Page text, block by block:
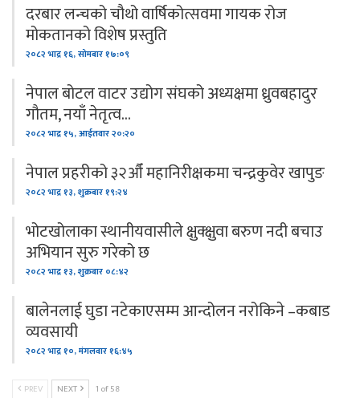
दरबार लन्चको चौथो वार्षिकोत्सवमा गायक रोज
मोकतानको विशेष प्रस्तुति
२०८२ भाद्र १६, सोमबार १७:०९
नेपाल बोटल वाटर उद्योग संघको अध्यक्षमा ध्रुवबहादुर
गौतम, नयाँ नेतृत्व…
२०८२ भाद्र १५, आईतवार २०:२०
नेपाल प्रहरीको ३२औँ महानिरीक्षकमा चन्द्रकुवेर खापुङ
२०८२ भाद्र १३, शुक्रबार १९:२४
भोटखोलाका स्थानीयवासीले क्षुक्क्षुवा बरुण नदी बचाउ
अभियान सुरु गरेको छ
२०८२ भाद्र १३, शुक्रबार ०८:४२
बालेनलाई घुडा नटेकाएसम्म आन्दोलन नरोकिने –कबाड
व्यवसायी
२०८२ भाद्र १०, मंगलवार १६:४५
PREV NEXT 1 of 58